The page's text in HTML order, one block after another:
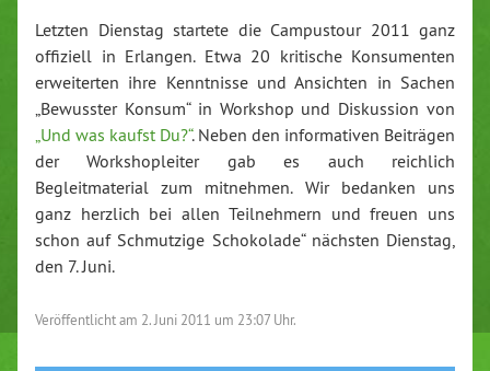
Letzten Dienstag startete die Campustour 2011 ganz
offiziell in Erlangen. Etwa 20 kritische Konsumenten
erweiterten ihre Kenntnisse und Ansichten in Sachen
„Bewusster Konsum“ in Workshop und Diskussion von
„Und was kaufst Du?“. Neben den informativen Beiträgen
der Workshopleiter gab es auch reichlich
Begleitmaterial zum mitnehmen. Wir bedanken uns
ganz herzlich bei allen Teilnehmern und freuen uns
schon auf Schmutzige Schokolade“ nächsten Dienstag,
den 7. Juni.
Veröffentlicht am 2. Juni 2011 um 23:07 Uhr.